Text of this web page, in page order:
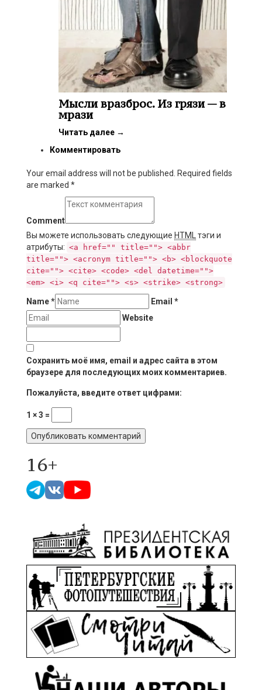
Мысли вразброс. Из грязи — в
мрази
Читать далее →
Комментировать
Your email address will not be published. Required fields
are marked *
Comment
Вы можете использовать следующие HTMLтэги и
атрибуты: <a href="" title=""> <abbr
title=""> <acronym title=""> <b> <blockquote
cite=""> <cite> <code> <del datetime="">
<em> <i> <q cite=""> <s> <strike> <strong>
Name* Email *
Website
Сохранить моё имя, email и адрес сайта в этом
браузере для последующих моих комментариев.
Пожалуйста, введите ответ цифрами:
1 × 3 =
16+